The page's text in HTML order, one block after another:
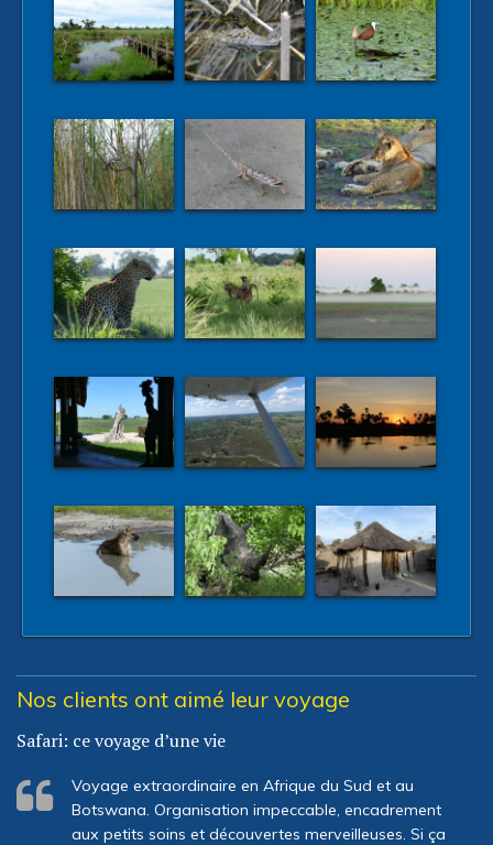
Nos clients ont aimé leur voyage
Safari: ce voyage d’une vie
Voyage extraordinaire en Afrique du Sud et au
Botswana. Organisation impeccable, encadrement
aux petits soins et découvertes merveilleuses. Si ça